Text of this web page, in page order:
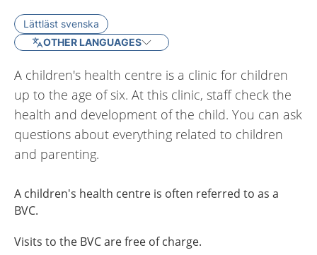
Lättläst svenska
OTHER LANGUAGES
A children's health centre is a clinic for children
up to the age of six. At this clinic, staff check the
health and development of the child. You can ask
questions about everything related to children
and parenting.
A children's health centre is often referred to as a
BVC.
Visits to the BVC are free of charge.